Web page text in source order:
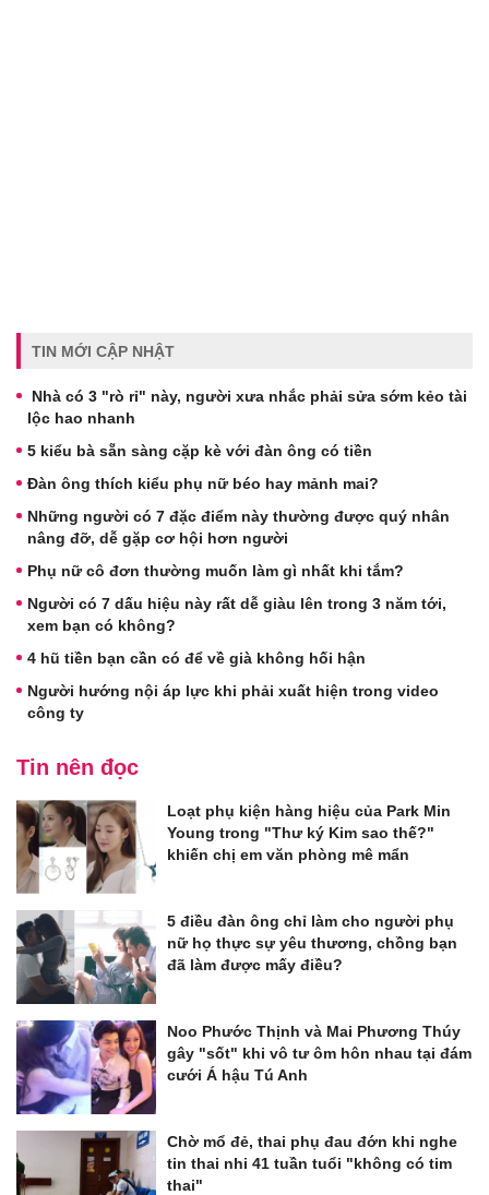
TIN MỚI CẬP NHẬT
Nhà có 3 "rò rỉ" này, người xưa nhắc phải sửa sớm kẻo tài
lộc hao nhanh
5 kiểu bà sẵn sàng cặp kè với đàn ông có tiền
Đàn ông thích kiểu phụ nữ béo hay mảnh mai?
Những người có 7 đặc điểm này thường được quý nhân
nâng đỡ, dễ gặp cơ hội hơn người
Phụ nữ cô đơn thường muốn làm gì nhất khi tắm?
Người có 7 dấu hiệu này rất dễ giàu lên trong 3 năm tới,
xem bạn có không?
4 hũ tiền bạn cần có để về già không hối hận
Người hướng nội áp lực khi phải xuất hiện trong video
công ty
Tin nên đọc
Loạt phụ kiện hàng hiệu của Park Min
Young trong "Thư ký Kim sao thế?"
khiến chị em văn phòng mê mẩn
5 điều đàn ông chỉ làm cho người phụ
nữ họ thực sự yêu thương, chồng bạn
đã làm được mấy điều?
Noo Phước Thịnh và Mai Phương Thúy
gây "sốt" khi vô tư ôm hôn nhau tại đám
cưới Á hậu Tú Anh
Chờ mổ đẻ, thai phụ đau đớn khi nghe
tin thai nhi 41 tuần tuổi "không có tim
thai"